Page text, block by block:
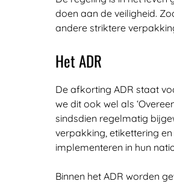
doen aan de veiligheid.
andere striktere
Het ADR
De afkorting ADR staat
we dit ook wel als
sindsdien regelmatig
verpakking, etikettering
implementeren in hun
Binnen het ADR worden